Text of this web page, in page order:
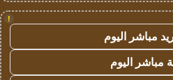
!
مباشر اليوم
مباشر اليوم